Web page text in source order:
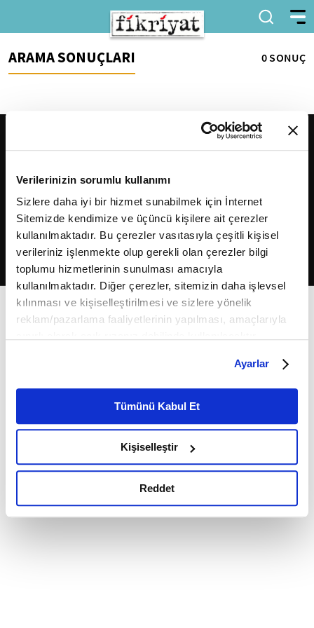
Verilerinizin sorumlu kullanımı
Sizlere daha iyi bir hizmet sunabilmek için İnternet
Sitemizde kendimize ve üçüncü kişilere ait çerezler
kullanılmaktadır. Bu çerezler vasıtasıyla çeşitli kişisel
verileriniz işlenmekte olup gerekli olan çerezler bilgi
toplumu hizmetlerinin sunulması amacıyla
kullanılmaktadır. Diğer çerezler, sitemizin daha işlevsel
kılınması ve kişiselleştirilmesi ve sizlere yönelik
reklam/pazarlama faaliyetlerinin yapılması, amaçlarıyla
belirleyebilirsiniz. Çerezlere ilişkin detaylı bilgi için
Ayarlar butonuna tıklayabilir,Çerez Bilgilendirme
Metnimizi ziyaret edebilirsiniz.
6698 sayılı Kişisel Verilerin Korunması Kanunu uyarınca
okumak ve sitemizi ziyaretiniz kapsamında
gerçekleştirilen veri işleme faaliyetleri ile ilgili daha
detaylı bilgi almak için lütfentıklayınız.
Ayarlar
Tümünü Kabul Et
Kişiselleştir
Reddet
ARAMA SONUÇLARI 0 SONUÇ
2026Fikriyat. Tüm hakları saklıdır.